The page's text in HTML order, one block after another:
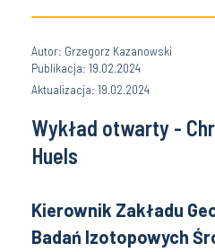
Autor: Grzegorz Kazanowski
Publikacja: 19.02.2024
Aktualizacja: 19.02.2024
Wykład otwarty -
Huels
Kierownik Zakładu
Badań Izotopowych